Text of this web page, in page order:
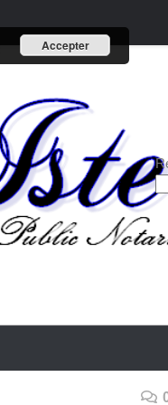
Accepter